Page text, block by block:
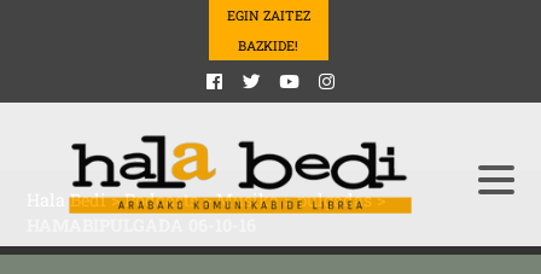
EGIN ZAITEZ
BAZKIDE!
Hala Bedi>Podcasts>Musika>pulgadas>